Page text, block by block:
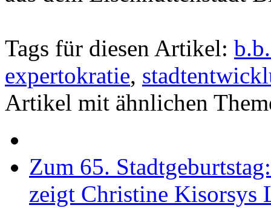
Tags für diesen Artikel:
expertokratie,
Artikel mit ähnlichen
Zum 65.
zeigt Christine Kisorsys